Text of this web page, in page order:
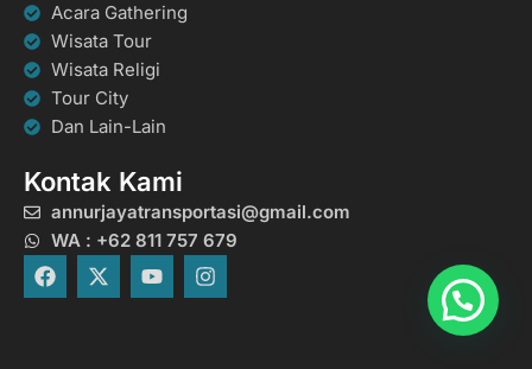
Acara Gathering
Wisata Tour
Wisata Religi
Tour City
Dan Lain-Lain
Kontak Kami
annurjayatransportasi@gmail.com
WA : +62 811 757 679
F
a
X
-
Y
o
I
n